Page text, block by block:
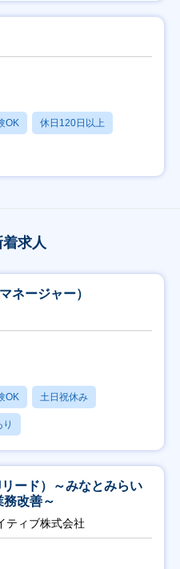
OK 休日120日以上
着求人
ネージャー）
OK 土日祝休み
ード）～みなとみらい
改善～
ティブ株式会社